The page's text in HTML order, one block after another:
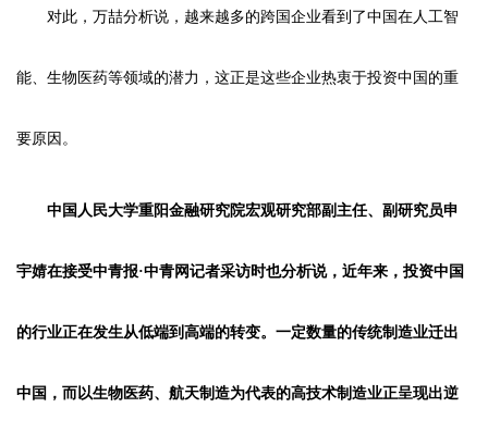
对此，万喆分析说，越来越多的跨国企业看到了中国在人工智
能、生物医药等领域的潜力，这正是这些企业热衷于投资中国的重
要原因。
中国人民大学重阳金融研究院宏观研究部副主任、副研究员申
宇婧在接受中青报·中青网记者采访时也分析说，近年来，投资中国
的行业正在发生从低端到高端的转变。一定数量的传统制造业迁出
中国，而以生物医药、航天制造为代表的高技术制造业正呈现出逆